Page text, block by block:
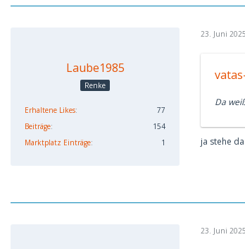
Laube1985
Renke
Erhaltene Likes
77
Beiträge
154
Marktplatz Einträge
1
23. Juni 2025
Da
ja stehe
23. Juni 2025